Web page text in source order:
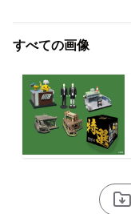
すべての画像